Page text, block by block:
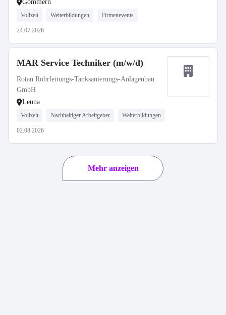
Gommern
Vollzeit Weiterbildungen Firmenevents
24.07.2026
MAR Service Techniker (m/w/d)
Rotan Rohrleitungs-Tanksanierungs-Anlagenbau
GmbH
Leuna
Vollzeit Nachhaltiger Arbeitgeber Weiterbildungen
02.08.2026
Mehr anzeigen